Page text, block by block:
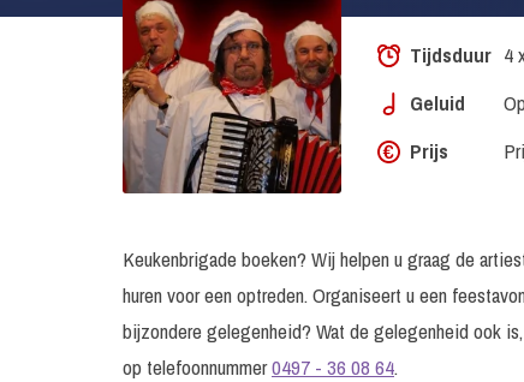
Tijdsduur 4
Geluid
Prijs
Keukenbrigade boeken? Wij helpen u graag de
huren voor een optreden. Organiseert u een
bijzondere gelegenheid? Wat de gelegenheid ook
op telefoonnummer0497 - 36 08 64.